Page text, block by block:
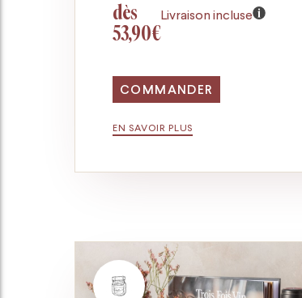
dès
53,90€
Livraison incluse
COMMANDER
EN SAVOIR PLUS